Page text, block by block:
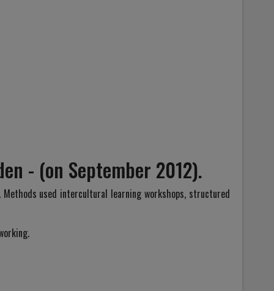
- (on September 2012).
used intercultural learning workshops, structured